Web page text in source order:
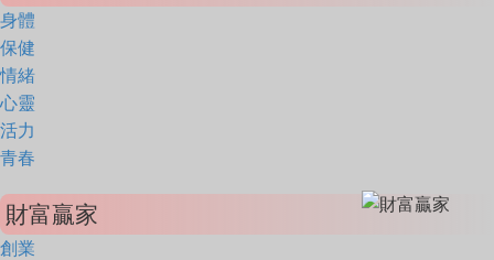
身體
保健
情緒
心靈
活力
青春
財富贏家
創業